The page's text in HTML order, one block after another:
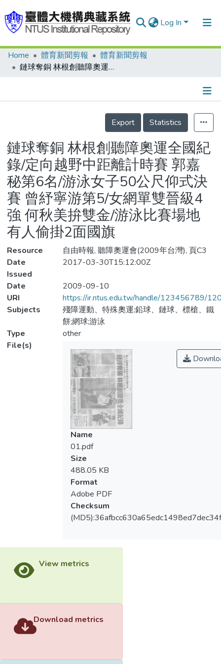
Log In
Communities & Collections
Statistics
Home 體育新聞剪報
體育新聞剪報
鏈球奪銅 林根創聽障奧運全國紀錄/定向越野中距離計時賽 郭嘉秘第6名/游泳女子50公尺仰式決賽 曾紓寧游第5/女網單雙晉級4強 何秋美拚雙金/游泳比賽場地 有人偷掛2面國旗
Details
Export
Statistics
鏈球奪銅 林根創聽障奧運全國紀
錄/定向越野中距離計時賽 郭嘉
秘第6名/游泳女子50公尺仰式決
賽 曾紓寧游第5/女網單雙晉級4
強 何秋美拚雙金/游泳比賽場地
有人偷掛2面國旗
Resource
自由時報, 聽障奧運會(2009年台灣), 頁C3
Date
Issued
2017-03-30T15:12:00Z
Date
2009-09-10
URI
https://ir.ntus.edu.tw/handle/123456789/
Subjects
殘障運動、特殊奧運;鉛球、鏈球、標槍、鐵
餅;網球;游泳
Type
other
File(s)
Name
01.pdf
Size
488.05 KB
Format
Adobe PDF
Checksum
View metrics
Download metrics